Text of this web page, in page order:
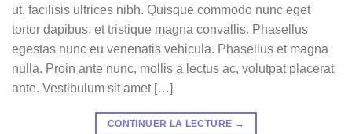
ut, facilisis ultrices nibh. Quisque commodo nunc eget
tortor dapibus, et tristique magna convallis. Phasellus
egestas nunc eu venenatis vehicula. Phasellus et magna
nulla. Proin ante nunc, mollis a lectus ac, volutpat placerat
ante. Vestibulum sit amet […]
CONTINUER LA LECTURE →